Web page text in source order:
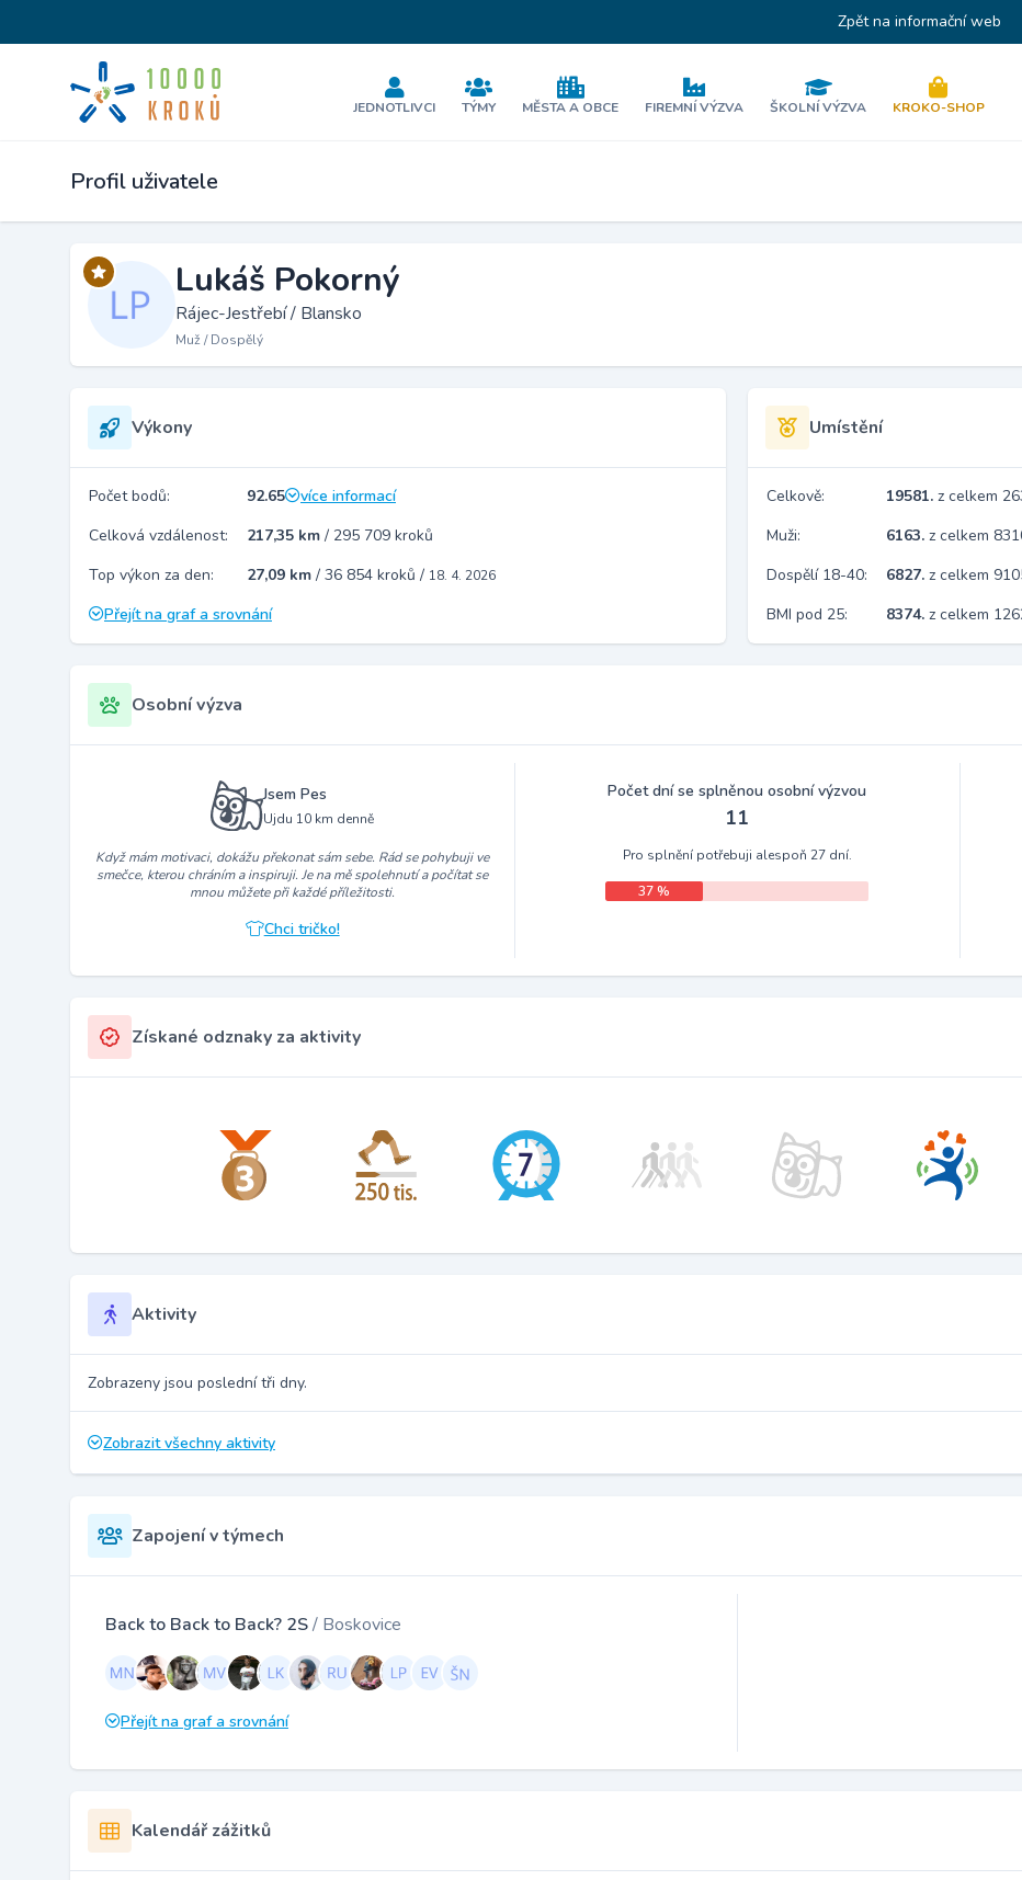
Zpět na informační web
JEDNOTLIVCI TÝMY MĚSTA A OBCE FIREMNÍ VÝZVA ŠKOLNÍ VÝZVA KROKO-SHOP
Profil uživatele
Lukáš Pokorný
Rájec-Jestřebí / Blansko
Muž / Dospělý
Výkony
Počet bodů: 92.65
více informací
Celková vzdálenost:
217,35 km / 295 709 kroků
Top výkon za den:
27,09 km / 36 854 kroků / 18. 4. 2026
Přejít na graf a srovnání
Umístění
Celkově: 19581. z celkem
Muži:
6163. z celkem
Dospělí 18-40:
6827. z celkem
BMI pod 25:
8374. z celkem
Osobní výzva
Jsem Pes
Ujdu 10 km denně
Když mám motivaci, dokážu překonat sám sebe. Rád se pohybuji ve
smečce, kterou chráním a inspiruji. Je na mě spolehnutí a počítat se
mnou můžete při každé příležitosti.
Chci tričko!
Počet dní se splněnou osobní výzvou
11
Pro splnění potřebuji alespoň 27 dní.
37 %
Získané odznaky za aktivity
Aktivity
Zobrazeny jsou poslední tři dny.
Zobrazit všechny aktivity
Zapojení v týmech
Back to Back to Back? 2S/ Boskovice
Přejít na graf a srovnání
Kalendář zážitků